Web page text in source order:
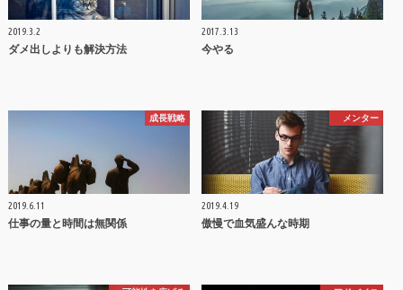
2019.3.2
ダメ出しよりも解決方法
2017.3.13
今やる
成長戦略
2019.6.11
仕事の量と時間は無関係
メンター
2019.4.19
傲慢で血気盛んな時期